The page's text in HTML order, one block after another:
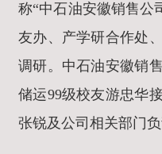
称“中石油安徽销售公
友办、产学研合作处
调研。中石油安徽销
储运99级校友游忠华
张锐及公司相关部门负